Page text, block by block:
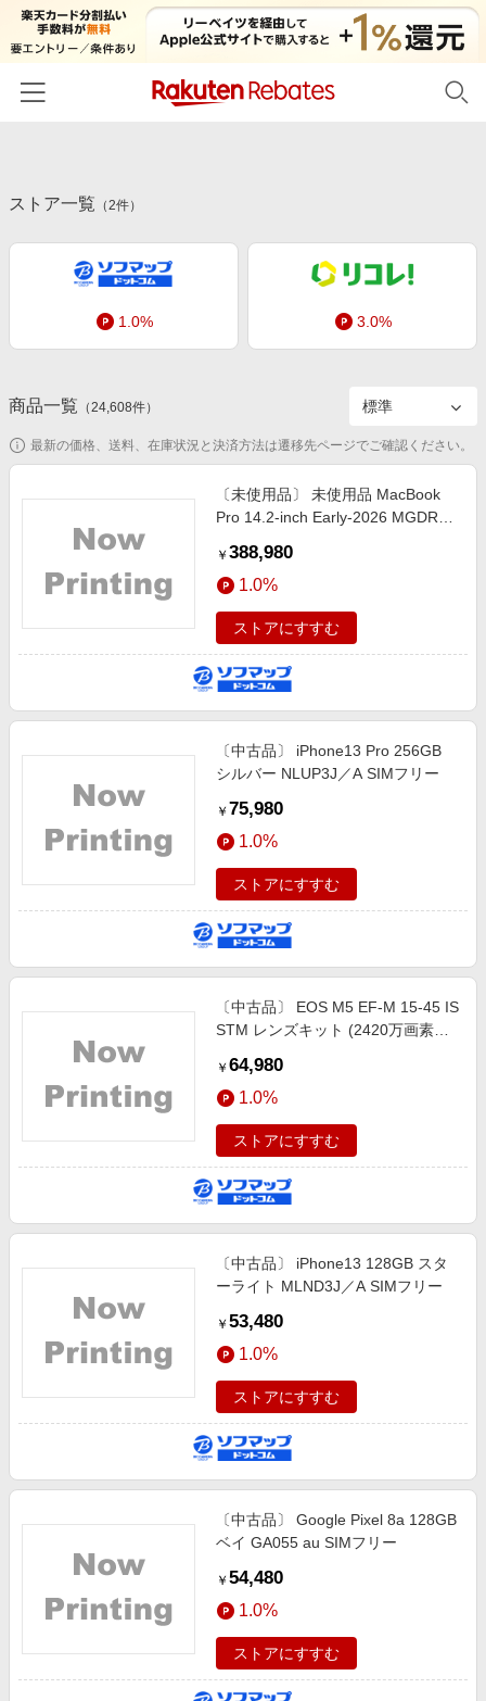
カテゴリー一覧
百貨店・総合ECモール
ファッション・インナー・小物
食品・スイーツ・お酒
家電・PC・スマホ・カメラ
エンタメ
スポーツ・アウトドア・ゴルフ
インテリア・寝具
ペット・花・DIY・車
金融・マネー・保険
ビジネス・その他サービス
初回購入者限定特典
新着ストアのご紹介
電子書籍特集
旅行特集
わくわく夏特集
Apple公式サイト×楽天カード分割払い
Samsung ボーナスキャンペーン
友達紹介
楽天IDでログイン/会員登録
ストア一覧 （2件）
1.0% 3.0%
商品一覧 （24,608件）
最新の価格、送料、在庫状況と決済方法は遷移先ページでご確認ください。
〔未使用品〕 未使用品 MacBook
Pro 14.2-inch Early-2026 MGDR4J
コアGPU 24GB SSD1TB スペース
ブラック 〔26.0 Tahoe〕
￥ 388,980
1.0%
ストアにすすむ
〔中古品〕 iPhone13 Pro 256GB
シルバー NLUP3J／A SIMフリー
￥ 75,980
1.0%
ストアにすすむ
〔中古品〕 EOS M5 EF-M 15-45 IS
STM レンズキット (2420万画素／
￥ 64,980
1.0%
ストアにすすむ
〔中古品〕 iPhone13 128GB スタ
ーライト MLND3J／A SIMフリー
￥ 53,480
1.0%
ストアにすすむ
〔中古品〕 Google Pixel 8a 128GB
ベイ GA055 au SIMフリー
￥ 54,480
1.0%
ストアにすすむ